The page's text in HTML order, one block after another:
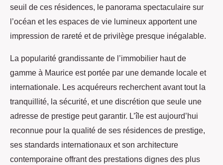
seuil de ces résidences, le panorama spectaculaire sur
l’océan et les espaces de vie lumineux apportent une
impression de rareté et de privilège presque inégalable.
La popularité grandissante de l’immobilier haut de
gamme à Maurice est portée par une demande locale et
internationale. Les acquéreurs recherchent avant tout la
tranquillité, la sécurité, et une discrétion que seule une
adresse de prestige peut garantir. L’île est aujourd’hui
reconnue pour la qualité de ses résidences de prestige,
ses standards internationaux et son architecture
contemporaine offrant des prestations dignes des plus